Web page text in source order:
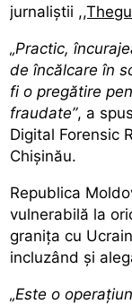
jurnaliștii
„Practic,
de încălcare în
fi o pregătire
fraudate”, a
Digital Forensic
Chișinău.
Republica
vulnerabilă la
granița cu
incluzând și
„Este o